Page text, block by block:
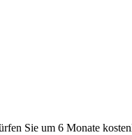
Sie um 6 Monate